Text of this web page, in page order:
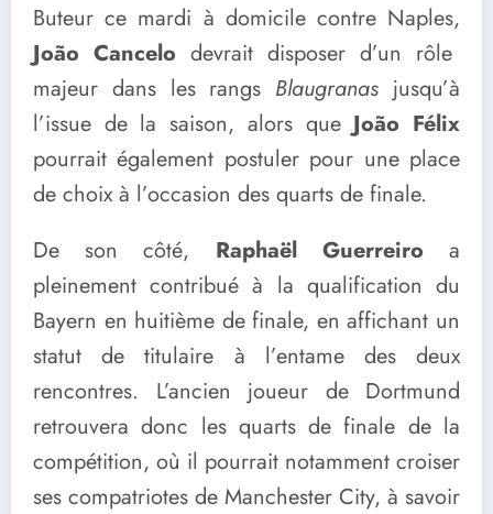
Buteur ce mardi à domicile contre Naples,
João Cancelo devrait disposer d’un rôle
majeur dans les rangs Blaugranas jusqu’à
l’issue de la saison, alors que João Félix
pourrait également postuler pour une place
de choix à l’occasion des quarts de finale.
De son côté, Raphaël Guerreiro a
pleinement contribué à la qualification du
Bayern en huitième de finale, en affichant un
statut de titulaire à l’entame des deux
rencontres. L’ancien joueur de Dortmund
retrouvera donc les quarts de finale de la
compétition, où il pourrait notamment croiser
ses compatriotes de Manchester City, à savoir